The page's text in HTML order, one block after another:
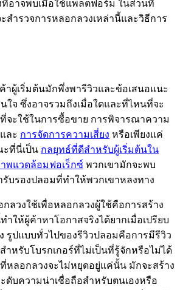
อาจพบเมื่อใช้แพลตฟอร์ม ในส่วนที่
สำรวจการหลอกลวงเหล่านี้และวิธีการ
าผู้เริ่มต้นมักพึ่งพารีวิวและข้อเสนอแนะ
ใจ ซึ่งอาจรวมถึงเมื่อใดและที่ไหนที่จะ
จะใช้ในการซื้อขาย การพิจารณาความ
ละ การจัดการความเสี่ยง หรือเพียงแค่
ที่นี่เป็น กลยุทธ์ที่ดีสำหรับผู้เริ่มต้นใน
าพแวดล้อมฟอเร็กซ์ พวกเขามักจะพบ
บรองปลอมที่ทำให้พวกเขาหลงทาง
ลวงใช้เพื่อหลอกลวงผู้ใช้คือการสร้าง
ำให้ผู้ค้าหาโอกาสจริงได้ยากเมื่อเปรียบ
รูปแบบทั่วไปของรีวิวปลอมคือการมีรีวิว
ำหรับโบรกเกอร์ที่ไม่เป็นที่รู้จักหรือไม่ได้
หลอกลวงจะไม่หยุดอยู่แค่นั้น มักจะสร้าง
ดับความน่าเชื่อถือสำหรับตนเองหรือ